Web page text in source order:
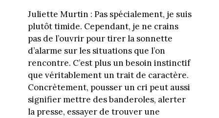
Juliette Murtin : Pas spécialement, je suis
plutôt timide. Cependant, je ne crains
pas de l’ouvrir pour tirer la sonnette
d’alarme sur les situations que l’on
rencontre. C’est plus un besoin instinctif
que véritablement un trait de caractère.
Concrètement, pousser un cri peut aussi
signifier mettre des banderoles, alerter
la presse, essayer de trouver une